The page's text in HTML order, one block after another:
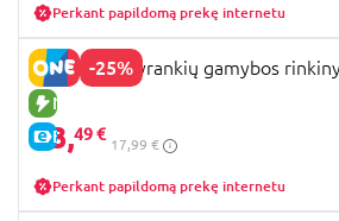
Perkant papildomą prekę internetu
-25%
NAUJA PREKĖ
E-KAINA
Kūrybinis apyrankių gamybos
13,49 €
17,99 €
Perkant papildomą prekę internetu